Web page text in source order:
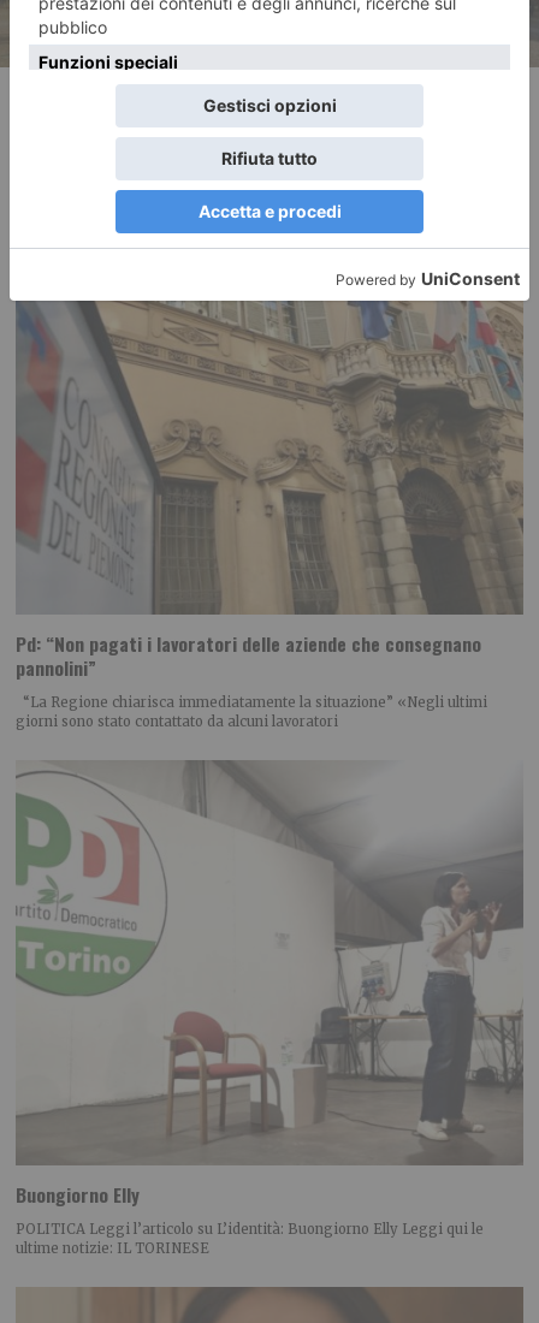
RECENTI:
Pd: “Non pagati i lavoratori delle aziende che consegnano
pannolini”
“La Regione chiarisca immediatamente la situazione” «Negli ultimi
giorni sono stato contattato da alcuni lavoratori
Buongiorno Elly
POLITICA Leggi l’articolo su L’identità: Buongiorno Elly Leggi qui le
ultime notizie: IL TORINESE